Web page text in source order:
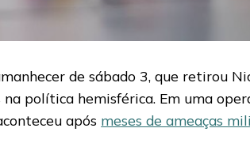
de sábado 3, que retirou
política hemisférica. Em uma
após meses de ameaças